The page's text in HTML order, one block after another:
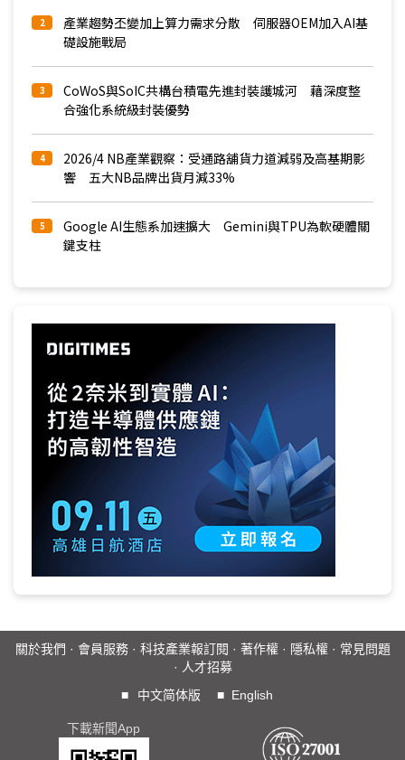
2
產業趨勢丕變加上算力需求分散 伺服器OEM加入AI基
礎設施戰局
3
CoWoS與SoIC共構台積電先進封裝護城河 藉深度整
合強化系統級封裝優勢
4
2026/4 NB產業觀察：受通路舖貨力道減弱及高基期影
響 五大NB品牌出貨月減33%
5
Google AI生態系加速擴大 Gemini與TPU為軟硬體關
鍵支柱
關於我們 · 會員服務· 科技產業報訂閱 · 著作權· 隱私權· 常見問題
· 人才招募
■
中文简体版 ■ English
下載新聞App